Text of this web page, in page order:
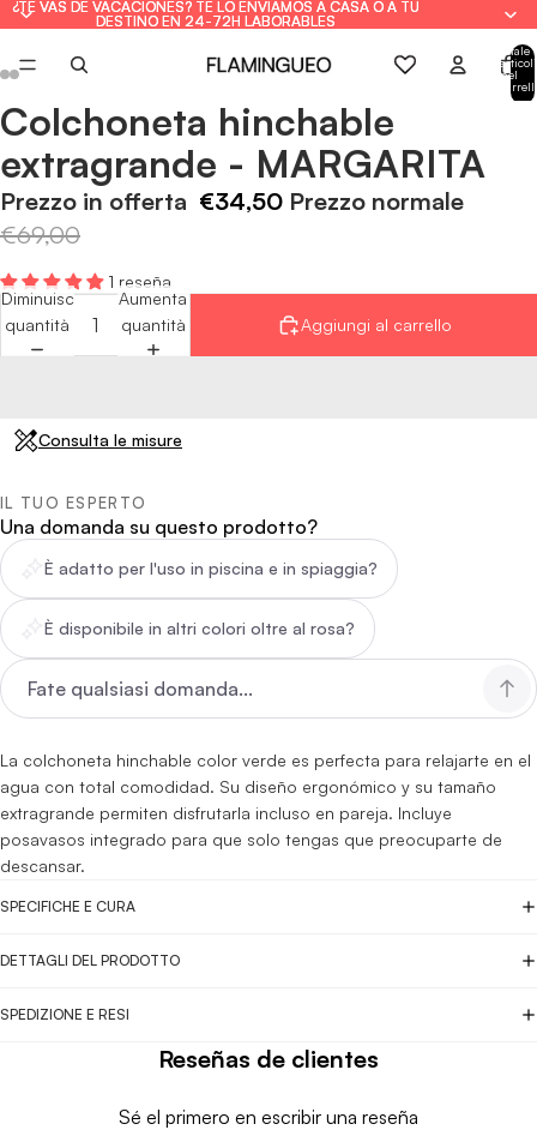
¿TE VAS DE VACACIONES? TE LO ENVIAMOS A CASA O A TU
DESTINO EN 24-72H LABORABLES
¿TE VAS DE VACACIONES? TE LO ENVIAMOS A CASA O A TU
DESTINO EN 24-72H LABORABLES
Totale
articoli
nel
Apri
immagine
a
schermo
Apri
immagine
a
schermo
Apri
immagine
a
schermo
Apri
immagine
a
schermo
Apri
immagine
a
schermo
Apri
immagine
a
schermo
Colchoneta hinchable
extragrande - MARGARITA
Prezzo in offerta €34,50 Prezzo normale
€69,00
1 reseña
Diminuisci
quantità
Aumenta
quantità
Aggiungi al carrello
Consulta le misure
IL TUO ESPERTO
Una domanda su questo prodotto?
È adatto per l'uso in piscina e in spiaggia?
È disponibile in altri colori oltre al rosa?
La colchoneta hinchable color verde es perfecta para relajarte en el
agua con total comodidad. Su diseño ergonómico y su tamaño
extragrande permiten disfrutarla incluso en pareja. Incluye
posavasos integrado para que solo tengas que preocuparte de
descansar.
SPECIFICHE E CURA
DETTAGLI DEL PRODOTTO
SPEDIZIONE E RESI
Reseñas de clientes
Sé el primero en escribir una reseña